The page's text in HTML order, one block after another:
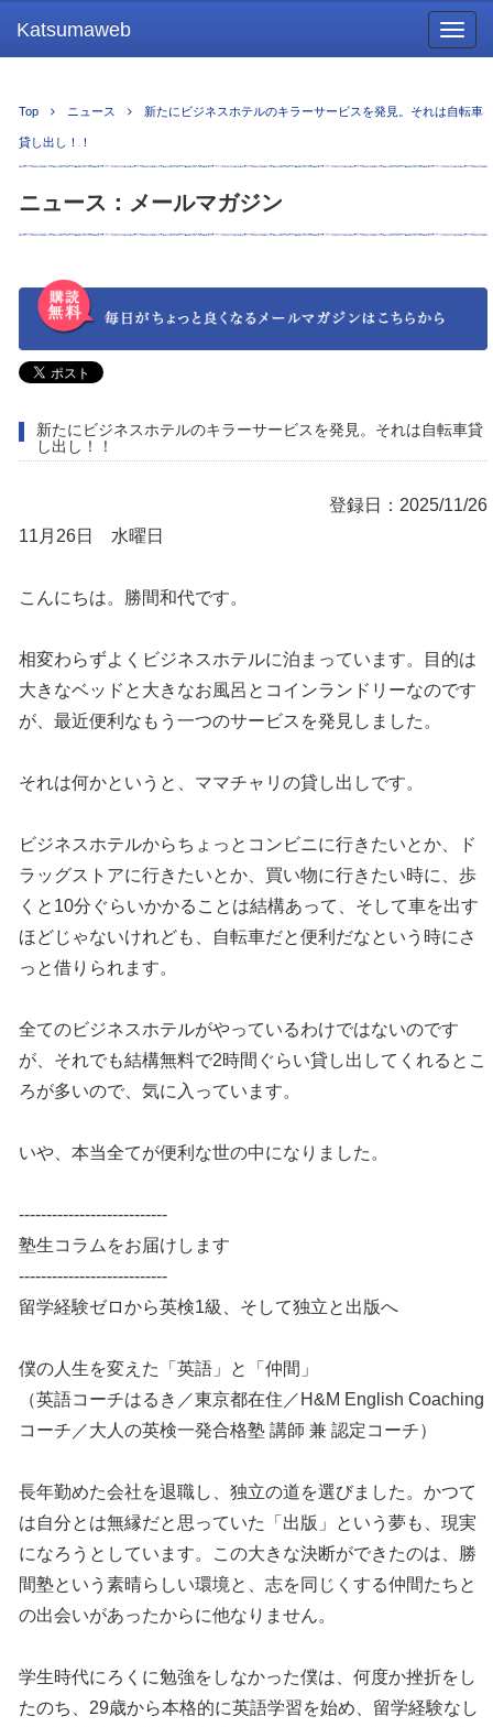
Katsumaweb
Top ニュース 新たにビジネスホテルのキラーサービスを発見。それは自転車
貸し出し！！
ニュース：メールマガジン
新たにビジネスホテルのキラーサービスを発見。それは自転車貸
し出し！！
登録日：2025/11/26
11月26日 水曜日
こんにちは。勝間和代です。
相変わらずよくビジネスホテルに泊まっています。目的は
大きなベッドと大きなお風呂とコインランドリーなのです
が、最近便利なもう一つのサービスを発見しました。
それは何かというと、ママチャリの貸し出しです。
ビジネスホテルからちょっとコンビニに行きたいとか、ド
ラッグストアに行きたいとか、買い物に行きたい時に、歩
くと10分ぐらいかかることは結構あって、そして車を出す
ほどじゃないけれども、自転車だと便利だなという時にさ
っと借りられます。
全てのビジネスホテルがやっているわけではないのです
が、それでも結構無料で2時間ぐらい貸し出してくれるとこ
ろが多いので、気に入っています。
いや、本当全てが便利な世の中になりました。
---------------------------
塾生コラムをお届けします
---------------------------
留学経験ゼロから英検1級、そして独立と出版へ
僕の人生を変えた「英語」と「仲間」
（英語コーチはるき／東京都在住／H&M English Coaching
コーチ／大人の英検一発合格塾 講師 兼 認定コーチ）
長年勤めた会社を退職し、独立の道を選びました。かつて
は自分とは無縁だと思っていた「出版」という夢も、現実
になろうとしています。この大きな決断ができたのは、勝
間塾という素晴らしい環境と、志を同じくする仲間たちと
の出会いがあったからに他なりません。
学生時代にろくに勉強をしなかった僕は、何度か挫折をし
たのち、29歳から本格的に英語学習を始め、留学経験なし